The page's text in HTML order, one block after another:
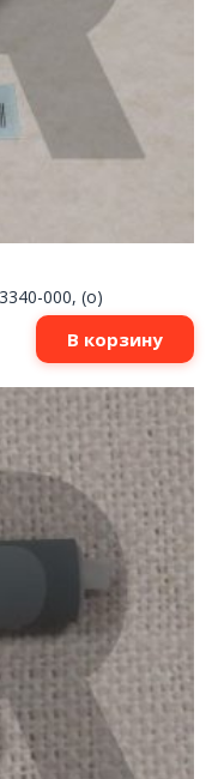
000, (o)
В корзину